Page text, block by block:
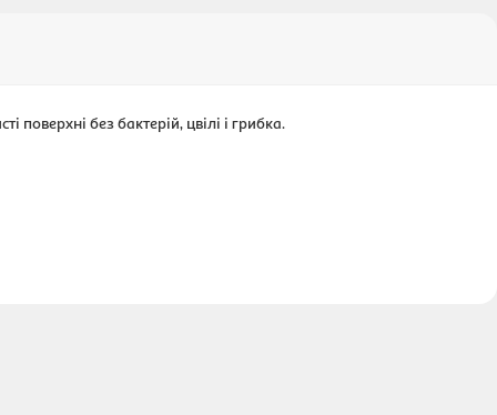
без бактерій, цвілі і грибка.